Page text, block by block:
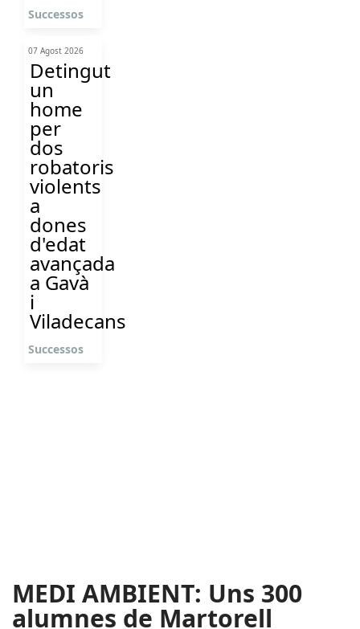
Successos
07 Agost 2026
Detingut
un
home
per
dos
robatoris
violents
a
dones
d'edat
avançada
a Gavà
i
Viladecans
Successos
MEDI AMBIENT: Uns 300
alumnes de Martorell